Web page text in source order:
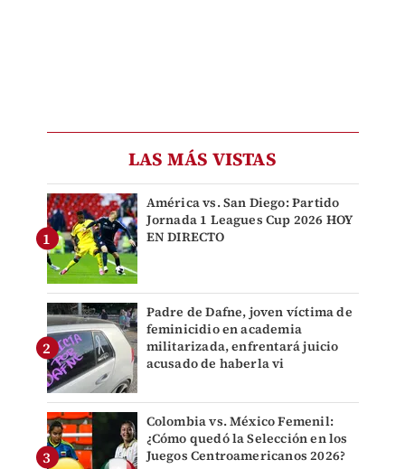
LAS MÁS VISTAS
América vs. San Diego: Partido
Jornada 1 Leagues Cup 2026 HOY
EN DIRECTO
Padre de Dafne, joven víctima de
feminicidio en academia
militarizada, enfrentará juicio
acusado de haberla vi
Colombia vs. México Femenil:
¿Cómo quedó la Selección en los
Juegos Centroamericanos 2026?